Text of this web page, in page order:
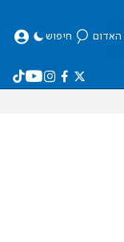
האדום חיפוש